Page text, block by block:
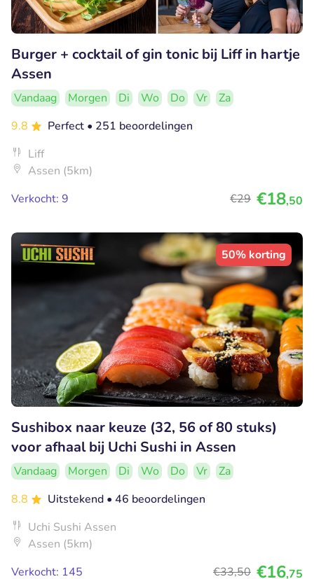
Burger + cocktail of gin tonic bij Liff in hartje
Assen
Vandaag Morgen Di Wo Do Vr
Za
9.8
Perfect • 251 beoordelingen
Liff
Assen (5km)
Verkocht: 9
€29 €18,50
50% korting
Sushibox naar keuze (32, 56 of 80 stuks)
voor afhaal bij Uchi Sushi in Assen
Vandaag Morgen Di Wo Do Vr
Za
8.8
Uitstekend • 46 beoordelingen
Uchi Sushi Assen
Assen (5km)
Verkocht: 145
€33,50 €16,75